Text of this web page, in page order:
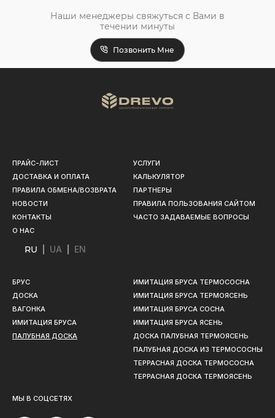
Наши менеджеры свяжуться с Вами в
течении минуты
Позвонить Мне
ПРАЙС-ЛИСТ
ДОСТАВКА И ОПЛАТА
ПРАВИЛА ОБМЕНА/ВОЗВРАТА
НОВОСТИ
КОНТАКТЫ
О НАС
RU UA EN
УСЛУГИ
КАЛЬКУЛЯТОР
ПАРТНЕРЫ
ПРАВИЛА ПОЛЬЗОВАНИЯ САЙТОМ
ЧАСТО ЗАДАВАЕМЫЕ ВОПРОСЫ
БРУС
ДОСКА
ВАГОНКА
ИМИТАЦИЯ БРУСА
ПАЛУБНАЯ ДОСКА
ИМИТАЦИЯ БРУСА ТЕРМОСОСНА
ИМИТАЦИЯ БРУСА ТЕРМОЯСЕНЬ
ИМИТАЦИЯ БРУСА СОСНА
ИМИТАЦИЯ БРУСА ЯСЕНЬ
ДОСКА ПАЛУБНАЯ ТЕРМОЯСЕНЬ
ПАЛУБНАЯ ДОСКА ИЗ ТЕРМОСОСНЫ
ТЕРРАСНАЯ ДОСКА ТЕРМОСОСНА
ТЕРРАСНАЯ ДОСКА ТЕРМОЯСЕНЬ
МЫ В СОЦСЕТЯХ